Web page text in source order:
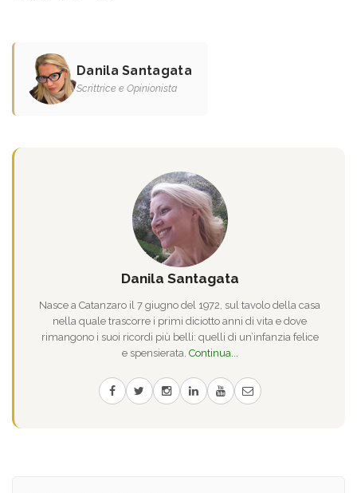
Danila Santagata
Scrittrice e Opinionista
Danila Santagata
Nasce a Catanzaro il 7 giugno del 1972, sul tavolo della casa
nella quale trascorre i primi diciotto anni di vita e dove
rimangono i suoi ricordi più belli: quelli di un’infanzia felice
e spensierata. Continua...